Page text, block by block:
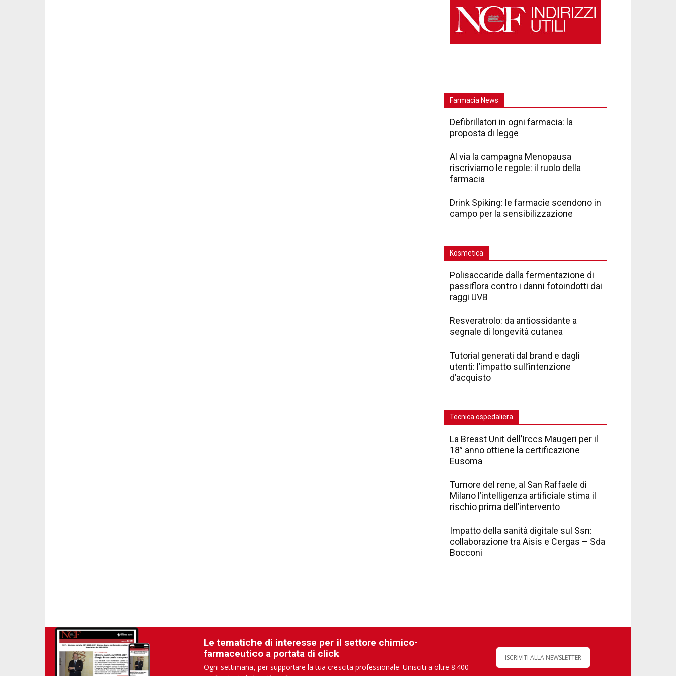
Farmacia News
Defibrillatori in ogni farmacia: la
proposta di legge
Al via la campagna Menopausa
riscriviamo le regole: il ruolo della
farmacia
Drink Spiking: le farmacie scendono in
campo per la sensibilizzazione
Kosmetica
Polisaccaride dalla fermentazione di
passiflora contro i danni fotoindotti dai
raggi UVB
Resveratrolo: da antiossidante a
segnale di longevità cutanea
Tutorial generati dal brand e dagli
utenti: l’impatto sull’intenzione
d’acquisto
Tecnica ospedaliera
La Breast Unit dell’Irccs Maugeri per il
18° anno ottiene la certificazione
Eusoma
Tumore del rene, al San Raffaele di
Milano l’intelligenza artificiale stima il
rischio prima dell’intervento
Impatto della sanità digitale sul Ssn:
collaborazione tra Aisis e Cergas – Sda
Bocconi
Le tematiche di interesse per il settore chimico-
farmaceutico a portata di click
Ogni settimana, per supportare la tua crescita professionale. Unisciti a oltre 8.400
ISCRIVITI ALLA NEWSLETTER